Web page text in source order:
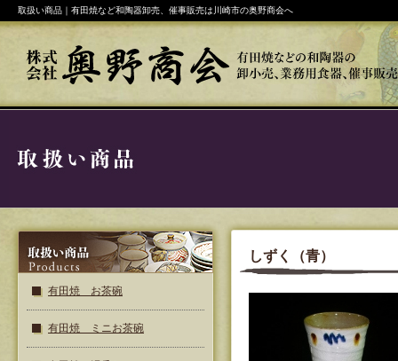
取扱い商品｜有田焼など和陶器卸売、催事販売は川崎市の奥野商会へ
しずく（青）
有田焼 お茶碗
有田焼 ミニお茶碗